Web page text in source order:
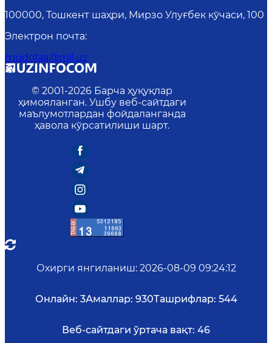
100000, Тошкент шаҳри, Мирзо Улуғбек кўчаси, 100
Электрон почта:
mudofaa@mil.uz
© 2001-2026 Барча ҳуқуқлар
ҳимояланган. Ушбу веб-сайтдаги
маълумотлардан фойдаланганда
ҳавола кўрсатилиши шарт.
Охирги янгиланиш: 2026-08-09 09:24:12
Онлайн: 3Амаллар: 930Ташрифлар: 544
Веб-сайтдаги ўртача вақт: 46